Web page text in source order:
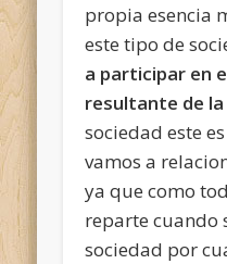
propia esencia
este tipo de
a participar en
resultante de
sociedad este
vamos a
ya que como
reparte cuando
sociedad por